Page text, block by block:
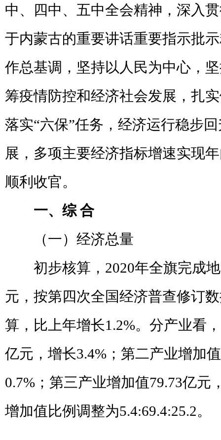
中、四中、五中全会精神，深入
于内蒙古的重要讲话重要指示批
作总基调，坚持以人民为中心，
筹疫情防控和经济社会发展，扎
落实“六保”任务，经济运行稳步
展，多项主要经济指标增速实现
顺利收官。
一、综 合
（一）经济总量
初步核算， 2020年全旗完成
元，按第四次全国经济普查修订
算，比上年增长1.2%。 分产业看，
亿元，增长3.4% ； 第二产业增加值
0.7% ；第三产业增加值79.73亿元
增加值比例调整为5.4:69.4:25.2。